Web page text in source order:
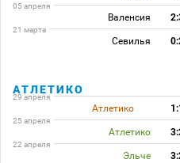
05 апреля
Валенсия
21 марта
Севилья
АТЛЕТИКО
29 апреля
Атлетико
25 апреля
Атлетико
22 апреля
Эльче